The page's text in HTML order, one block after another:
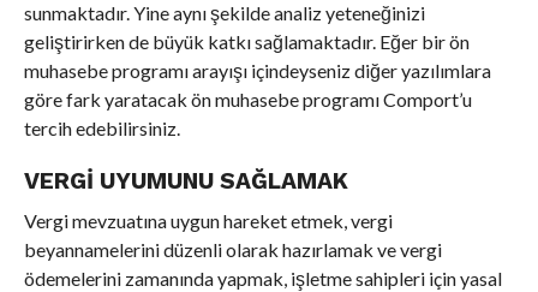
sunmaktadır. Yine aynı şekilde analiz yeteneğinizi
geliştirirken de büyük katkı sağlamaktadır. Eğer bir ön
muhasebe programı arayışı içindeyseniz diğer yazılımlara
göre fark yaratacak ön muhasebe programı Comport’u
tercih edebilirsiniz.
VERGI UYUMUNU SAĞLAMAK
Vergi mevzuatına uygun hareket etmek, vergi
beyannamelerini düzenli olarak hazırlamak ve vergi
ödemelerini zamanında yapmak, işletme sahipleri için yasal